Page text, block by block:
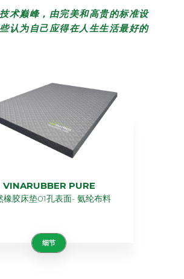
术巅峰，由完美和高贵的标准设
认为自己应得在人生生活最好的
VINARUBBER PURE
橡胶床垫01孔表面- 氨纶布料
细节